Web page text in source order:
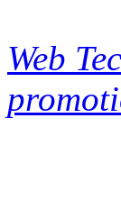
Web